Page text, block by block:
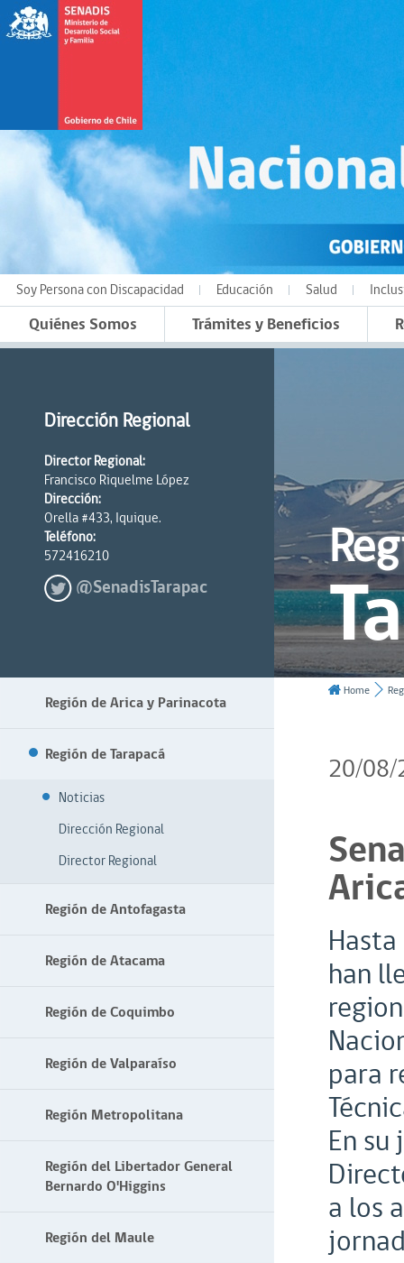
Soy Persona con Discapacidad Educación Salud
Quiénes Somos Trámites y Beneficios
Dirección Regional
Director Regional:
Francisco Riquelme López
Dirección:
Orella #433, Iquique.
Teléfono:
572416210
@SenadisTarapac
Región de Arica y Parinacota
Región de Tarapacá
Noticias
Dirección Regional
Director Regional
Región de Antofagasta
Región de Atacama
Región de Coquimbo
Región de Valparaíso
Región Metropolitana
Región del Libertador General
Bernardo O'Higgins
Región del Maule
Home
20/
han
para
En
a los